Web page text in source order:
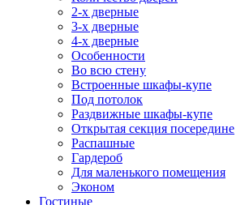
2-х дверные
3-х дверные
4-х дверные
Особенности
Во всю стену
Встроенные шкафы-купе
Под потолок
Раздвижные шкафы-купе
Открытая секция посередине
Распашные
Гардероб
Для маленького помещения
Эконом
Гостиные